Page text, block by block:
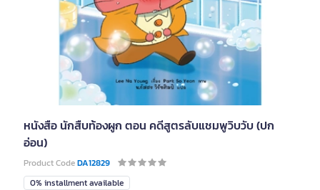
หนังสือ นักสืบท้องผูก ตอน คดีสูตรลับแชมพูวิบวับ (ปก
อ่อน)
Product CodeDA12829
0% installment available